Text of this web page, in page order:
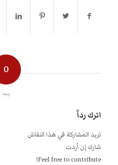
0
ردود
اترك رداً
تريد المشاركة في هذا النقاش
شارك إن أردت
Feel free to contribute!